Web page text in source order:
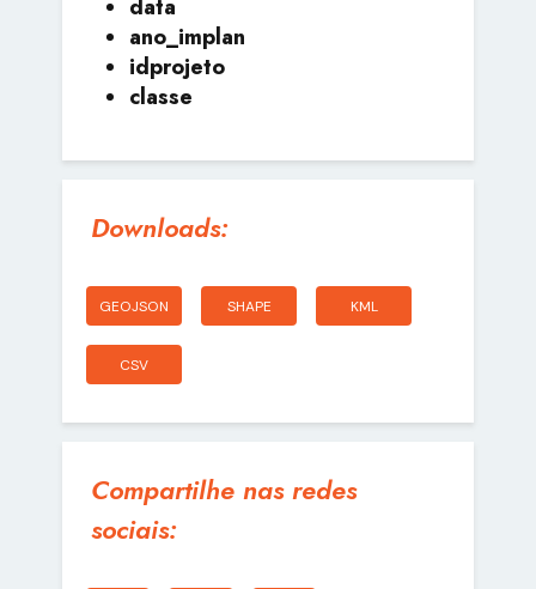
data
ano_implan
idprojeto
classe
Downloads:
GEOJSON SHAPE KML
CSV
Compartilhe nas redes
sociais: